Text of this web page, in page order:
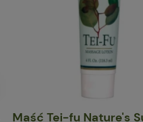
Maść Tei-fu Nature's